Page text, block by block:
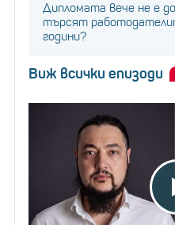
Дипломата вече не е
търсят
години?
Виж всички епизоди